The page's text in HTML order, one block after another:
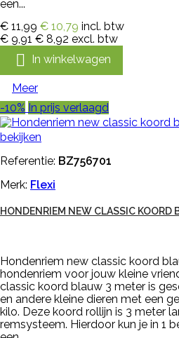
een...
€ 11,99 € 10,79 incl. btw
€ 9,91 € 8,92 excl. btw
 In winkelwagen
Meer
-10% In prijs verlaagd
bekijken
Referentie: BZ756701
Merk: Flexi
HONDENRIEM NEW CLASSIC KOORD
Hondenriem new classic koord
hondenriem voor jouw kleine
classic koord blauw 3 meter is
en andere kleine dieren met een
kilo. Deze koord rollijn is 3 meter
remsysteem. Hierdoor kun je in 1